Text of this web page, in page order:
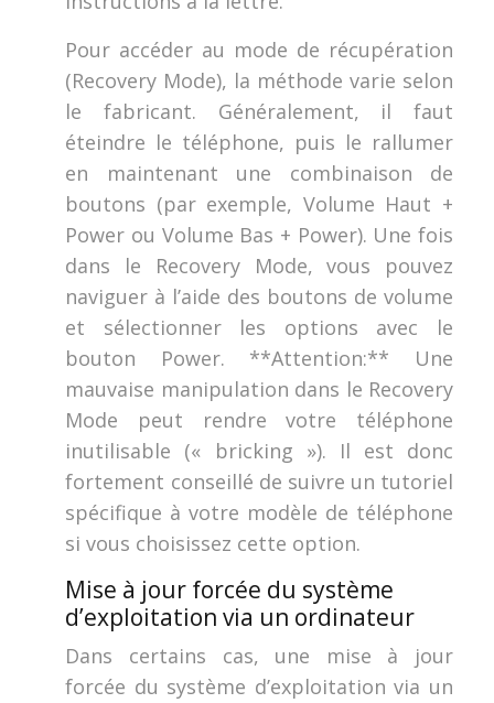
Pour accéder au mode de récupération
(Recovery Mode), la méthode varie selon
le fabricant. Généralement, il faut
éteindre le téléphone, puis le rallumer
en maintenant une combinaison de
boutons (par exemple, Volume Haut +
Power ou Volume Bas + Power). Une fois
dans le Recovery Mode, vous pouvez
naviguer à l’aide des boutons de volume
et sélectionner les options avec le
bouton Power. **Attention:** Une
mauvaise manipulation dans le Recovery
Mode peut rendre votre téléphone
inutilisable (« bricking »). Il est donc
fortement conseillé de suivre un tutoriel
spécifique à votre modèle de téléphone
si vous choisissez cette option.
Mise à jour forcée du système
d’exploitation via un ordinateur
Dans certains cas, une mise à jour
forcée du système d’exploitation via un